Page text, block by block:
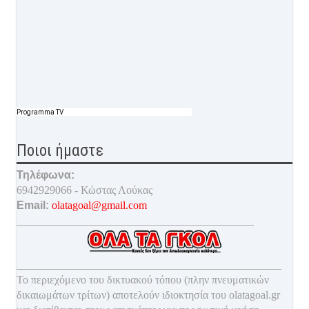
Programma TV
Ποιοι ήμαστε
Τηλέφωνα:
6942929066 - Κώστας Λούκας
Email: olatagoal@gmail.com
Το περιεχόμενο του δικτυακού τόπου (πλην πνευματικών
δικαιωμάτων τρίτων) αποτελούν ιδιοκτησία του olatagoal.gr